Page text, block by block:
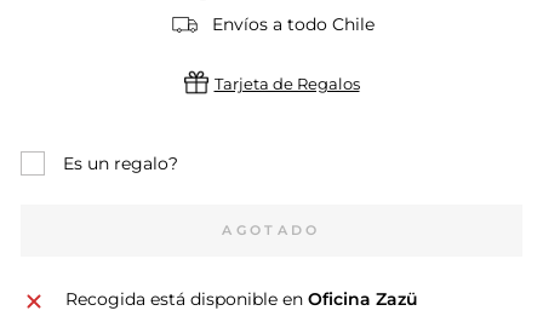
Envíos a todo Chile
Tarjeta de Regalos
Es un regalo?
AGOTADO
Recogida está disponible en Oficina Zazü